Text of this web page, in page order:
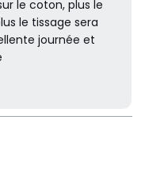
le coton, plus le
le tissage sera
journée et